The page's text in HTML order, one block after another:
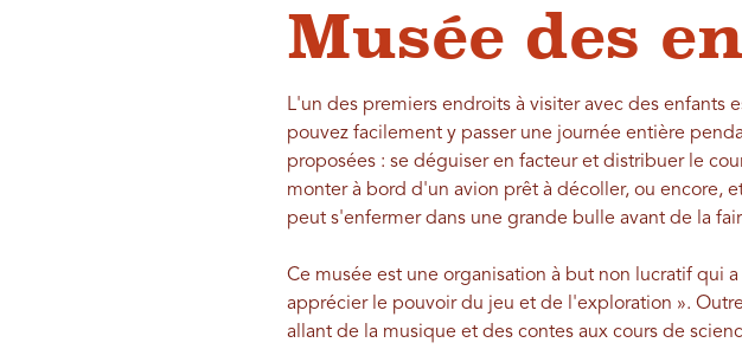
Musée des
L'un des premiers endroits à visiter avec des enfants
pouvez facilement y passer une journée entière
proposées : se déguiser en facteur et distribuer le
monter à bord d'un avion prêt à décoller, ou encore,
peut s'enfermer dans une grande bulle avant de la
Ce musée est une organisation à but non lucratif qui
apprécier le pouvoir du jeu et de l'exploration ».
allant de la musique et des contes aux cours de